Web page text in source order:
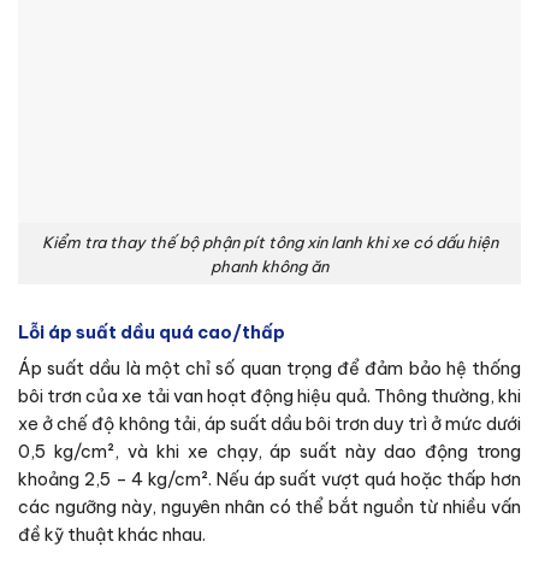
Kiểm tra thay thế bộ phận pít tông xin lanh khi xe có dấu hiện
phanh không ăn
Lỗi áp suất dầu quá cao/thấp
Áp suất dầu là một chỉ số quan trọng để đảm bảo hệ thống
bôi trơn của xe tải van hoạt động hiệu quả. Thông thường, khi
xe ở chế độ không tải, áp suất dầu bôi trơn duy trì ở mức dưới
0,5 kg/cm², và khi xe chạy, áp suất này dao động trong
khoảng 2,5 – 4 kg/cm². Nếu áp suất vượt quá hoặc thấp hơn
các ngưỡng này, nguyên nhân có thể bắt nguồn từ nhiều vấn
đề kỹ thuật khác nhau.